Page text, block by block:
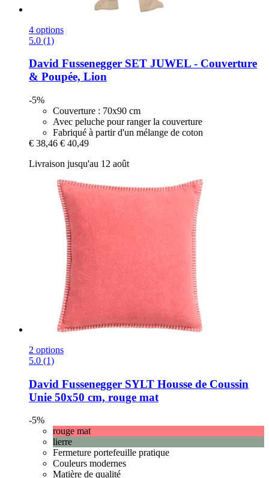
4 options
5.0 (1)
David Fussenegger SET JUWEL -​ Couverture
& Poupée, Lion
-5%
Couverture : 70x90 cm
Avec peluche pour ranger la couverture
Fabriqué à partir d'un mélange de coton
€ 38,46 € 40,49
Livraison jusqu'au 12 août
2 options
5.0 (1)
David Fussenegger SYLT Housse de Coussin
Unie 50x50 cm, rouge mat
-5%
rouge mat
lierre
Fermeture portefeuille pratique
Couleurs modernes
Matière de qualité